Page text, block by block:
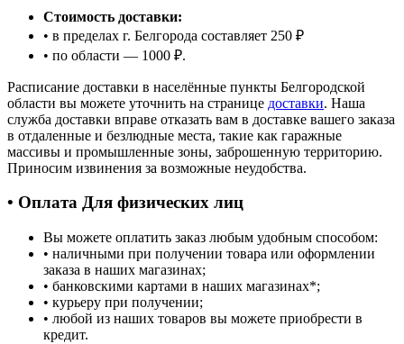
Стоимость доставки:
• в пределах г. Белгорода составляет 250 ₽
• по области — 1000 ₽.
Расписание доставки в населённые пункты Белгородской
области вы можете уточнить на странице доставки. Наша
служба доставки вправе отказать вам в доставке вашего заказа
в отдаленные и безлюдные места, такие как гаражные
массивы и промышленные зоны, заброшенную территорию.
Приносим извинения за возможные неудобства.
• Оплата Для физических лиц
Вы можете оплатить заказ любым удобным способом:
• наличными при получении товара или оформлении
заказа в наших магазинах;
• банковскими картами в наших магазинах*;
• курьеру при получении;
• любой из наших товаров вы можете приобрести в
кредит.